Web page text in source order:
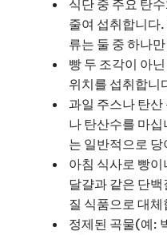
식단 중 주요 탄
줄여 섭취합니다
류는 둘 중 하나
빵 두 조각이 아
위치를 섭취합니
과일 주스나 탄
나 탄산수를 마
는 일반적으로
아침 식사로 빵
달걀과 같은 단
질 식품으로 대
정제된 곡물(예: